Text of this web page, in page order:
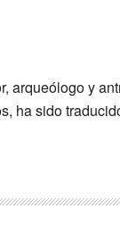
arqueólogo y
ha sido